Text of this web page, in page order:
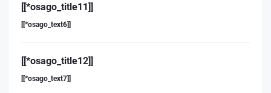
[[*osago_title11]]
[[*osago_text6]]
[[*osago_title12]]
[[*osago_text7]]